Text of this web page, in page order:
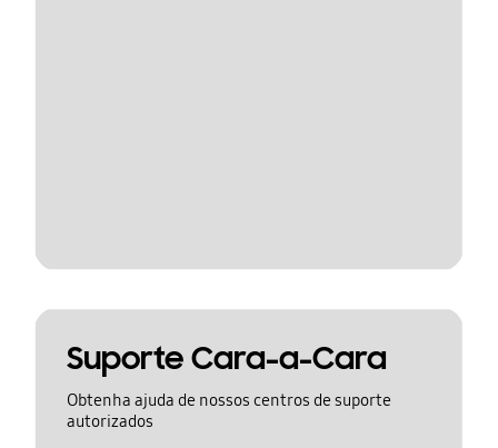
Suporte Cara-a-Cara
Obtenha ajuda de nossos centros de suporte
autorizados